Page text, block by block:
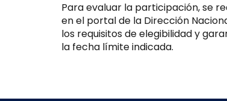
Para evaluar la participación, se
en el portal de la Dirección
los requisitos de elegibilidad y
la fecha límite indicada.